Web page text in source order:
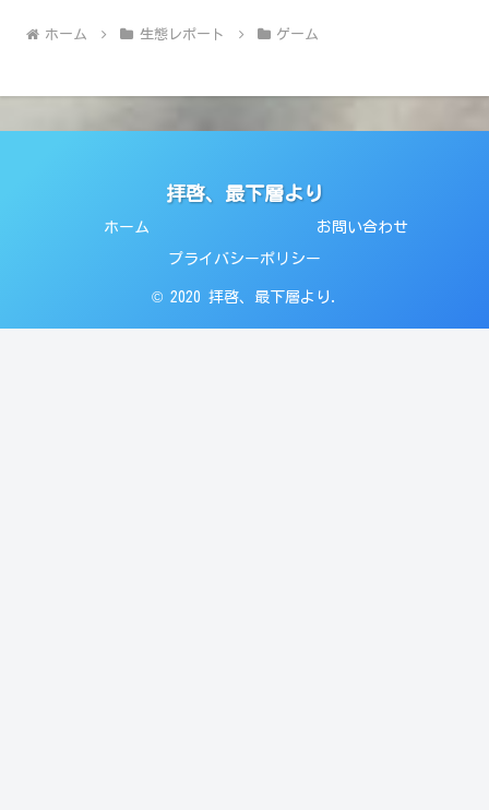
ホーム 生態レポート ゲーム
拝啓、最下層より
ホーム お問い合わせ
プライバシーポリシー
© 2020 拝啓、最下層より.